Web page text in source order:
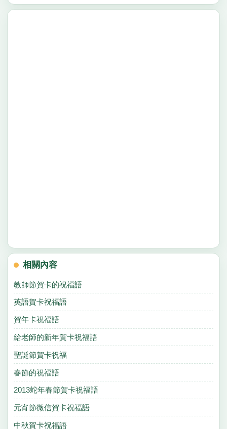
相關內容
教師節賀卡的祝福語
英語賀卡祝福語
賀年卡祝福語
給老師的新年賀卡祝福語
聖誕節賀卡祝福
春節的祝福語
2013蛇年春節賀卡祝福語
元宵節微信賀卡祝福語
中秋賀卡祝福語